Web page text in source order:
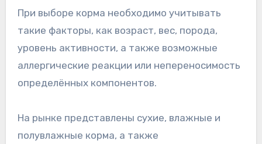
При выборе корма необходимо учитывать
такие факторы, как возраст, вес, порода,
уровень активности, а также возможные
аллергические реакции или непереносимость
определённых компонентов.
На рынке представлены сухие, влажные и
полувлажные корма, а также